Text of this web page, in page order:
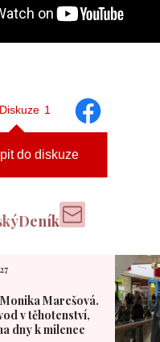
Diskuze 1
do diskuze
Marešová.
v těhotenství,
dny k milence